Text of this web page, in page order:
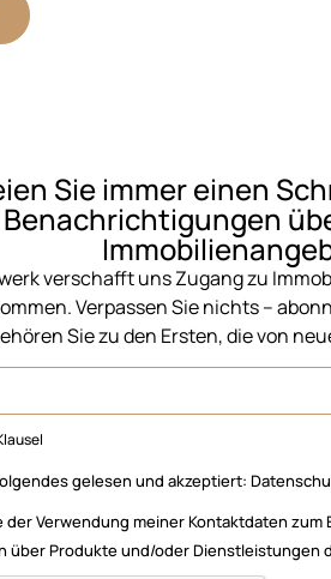
Sie immer einen
Benachrichtigungen
verschafft uns Zugang zu
Verpassen Sie nichts –
Sie zu den Ersten, die von
gelesen und akzeptiert:
der Verwendung meiner Kontaktdaten zum
über Produkte und/oder Dienstleistungen